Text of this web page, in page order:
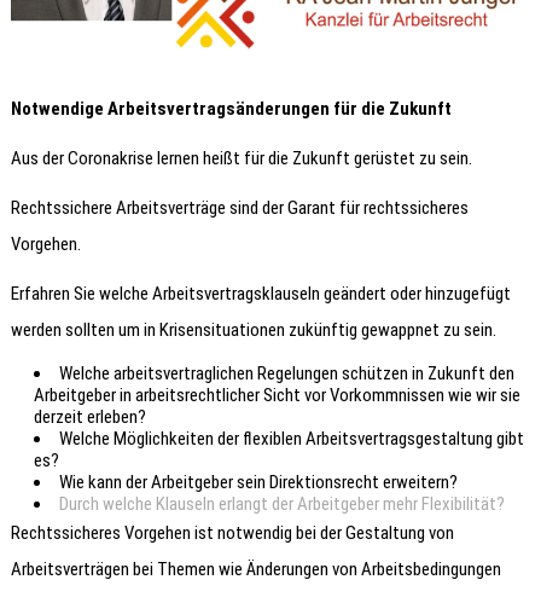
Notwendige Arbeitsvertragsänderungen für die Zukunft
Aus der Coronakrise lernen heißt für die Zukunft gerüstet zu sein.
Rechtssichere Arbeitsverträge sind der Garant für rechtssicheres
Vorgehen.
Erfahren Sie welche Arbeitsvertragsklauseln geändert oder hinzugefügt
werden sollten um in Krisensituationen zukünftig gewappnet zu sein.
Welche arbeitsvertraglichen Regelungen schützen in Zukunft den
Arbeitgeber in arbeitsrechtlicher Sicht vor Vorkommnissen wie wir sie
derzeit erleben?
Welche Möglichkeiten der flexiblen Arbeitsvertragsgestaltung gibt
es?
Wie kann der Arbeitgeber sein Direktionsrecht erweitern?
Durch welche Klauseln erlangt der Arbeitgeber mehr Flexibilität?
Rechtssicheres Vorgehen ist notwendig bei der Gestaltung von
Arbeitsverträgen bei Themen wie Änderungen von Arbeitsbedingungen